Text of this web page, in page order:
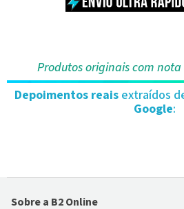
Produtos originais com
Depoimentos reaisextraídos
Google:
Sobre a B2 Online